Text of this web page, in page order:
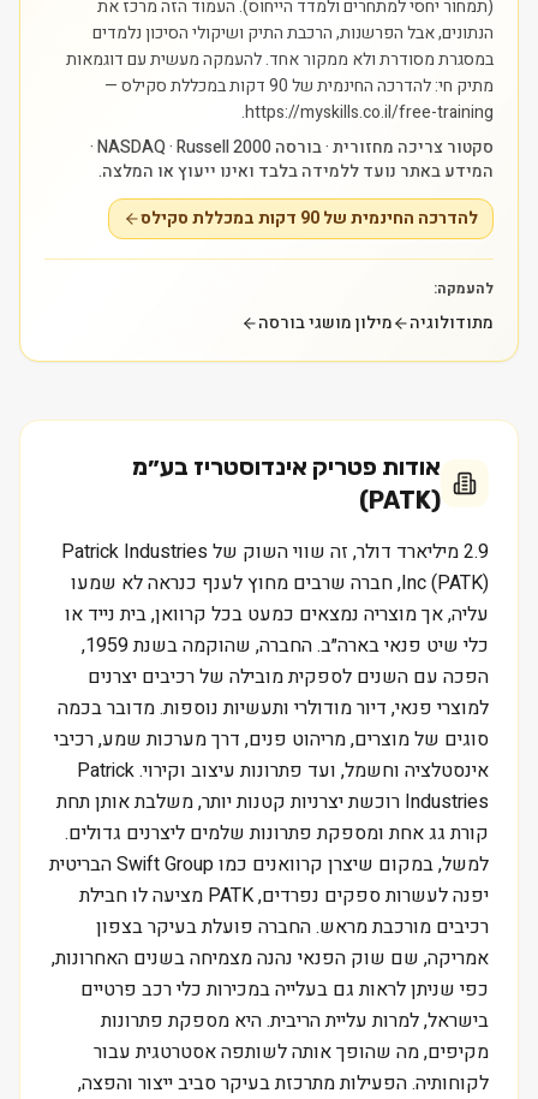
(תמחור יחסי למתחרים ולמדד הייחוס). העמוד הזה מרכז את
הנתונים, אבל הפרשנות, הרכבת התיק ושיקולי הסיכון נלמדים
במסגרת מסודרת ולא ממקור אחד.להעמקה מעשית עם דוגמאות
מתיק חי: להדרכה החינמית של 90 דקות במכללת סקילס —
https://myskills.co.il/free-training.
סקטור צריכה מחזורית · בורסה NASDAQ · Russell 2000 ·
המידע באתר נועד ללמידה בלבד ואינו ייעוץ או המלצה.
להדרכה החינמית של 90 דקות במכללת סקילס
להעמקה:
מתודולוגיה מילון מושגי בורסה
אודות פטריק אינדוסטריז בע״מ
(PATK)
2.9 מיליארד דולר, זה שווי השוק של Patrick Industries
Inc (PATK), חברה שרבים מחוץ לענף כנראה לא שמעו
עליה, אך מוצריה נמצאים כמעט בכל קרוואן, בית נייד או
כלי שיט פנאי בארה״ב. החברה, שהוקמה בשנת 1959,
הפכה עם השנים לספקית מובילה של רכיבים יצרנים
למוצרי פנאי, דיור מודולרי ותעשיות נוספות. מדובר בכמה
סוגים של מוצרים, מריהוט פנים, דרך מערכות שמע, רכיבי
אינסטלציה וחשמל, ועד פתרונות עיצוב וקירוי. Patrick
Industries רוכשת יצרניות קטנות יותר, משלבת אותן תחת
קורת גג אחת ומספקת פתרונות שלמים ליצרנים גדולים.
למשל, במקום שיצרן קרוואנים כמו Swift Group הבריטית
יפנה לעשרות ספקים נפרדים, PATK מציעה לו חבילת
רכיבים מורכבת מראש. החברה פועלת בעיקר בצפון
אמריקה, שם שוק הפנאי נהנה מצמיחה בשנים האחרונות,
כפי שניתן לראות גם בעלייה במכירות כלי רכב פרטיים
בישראל, למרות עליית הריבית. היא מספקת פתרונות
מקיפים, מה שהופך אותה לשותפה אסטרטגית עבור
לקוחותיה. הפעילות מתרכזת בעיקר סביב ייצור והפצה,